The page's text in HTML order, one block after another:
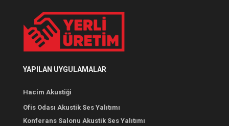
YAPILAN UYGULAMALAR
Hacim Akustiği
Ofis Odası Akustik Ses Yalıtımı
Konferans Salonu Akustik Ses Yalıtımı